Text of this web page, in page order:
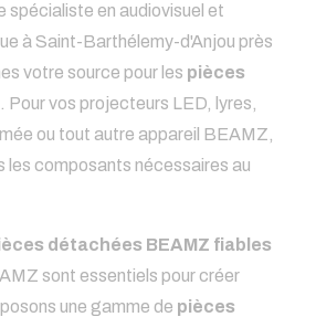
spécialiste en audiovisuel et
à Saint-Barthélemy-d'Anjou près
votre source pour les pièces
. Pour vos projecteurs LED, lyres,
ou tout autre appareil BEAMZ,
les composants nécessaires au
détachées BEAMZ fiables
sont essentiels pour créer
une gamme de pièces